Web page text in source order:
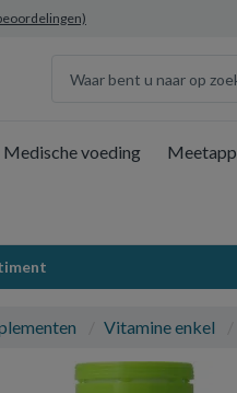
Medische voeding
Vitamine enkel